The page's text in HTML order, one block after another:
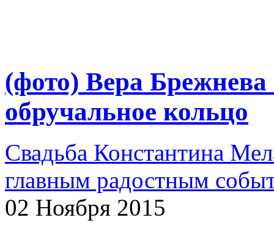
(фото) Вера
обручальное кольцо
Свадьба Константина
главным радостным
02 Ноября 2015